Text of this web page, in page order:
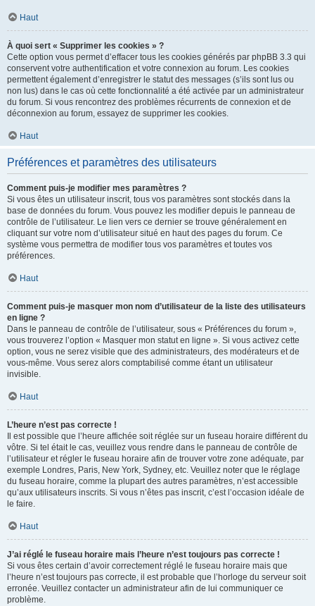
Haut
À quoi sert « Supprimer les cookies » ?
Cette option vous permet d’effacer tous les cookies générés par phpBB 3.3 qui
conservent votre authentification et votre connexion au forum. Les cookies
permettent également d’enregistrer le statut des messages (s’ils sont lus ou
non lus) dans le cas où cette fonctionnalité a été activée par un administrateur
du forum. Si vous rencontrez des problèmes récurrents de connexion et de
déconnexion au forum, essayez de supprimer les cookies.
Haut
Préférences et paramètres des utilisateurs
Comment puis-je modifier mes paramètres ?
Si vous êtes un utilisateur inscrit, tous vos paramètres sont stockés dans la
base de données du forum. Vous pouvez les modifier depuis le panneau de
contrôle de l’utilisateur. Le lien vers ce dernier se trouve généralement en
cliquant sur votre nom d’utilisateur situé en haut des pages du forum. Ce
système vous permettra de modifier tous vos paramètres et toutes vos
préférences.
Haut
Comment puis-je masquer mon nom d’utilisateur de la liste des utilisateurs
en ligne ?
Dans le panneau de contrôle de l’utilisateur, sous « Préférences du forum »,
vous trouverez l’option « Masquer mon statut en ligne ». Si vous activez cette
option, vous ne serez visible que des administrateurs, des modérateurs et de
vous-même. Vous serez alors comptabilisé comme étant un utilisateur
invisible.
Haut
L’heure n’est pas correcte !
Il est possible que l’heure affichée soit réglée sur un fuseau horaire différent du
vôtre. Si tel était le cas, veuillez vous rendre dans le panneau de contrôle de
l’utilisateur et régler le fuseau horaire afin de trouver votre zone adéquate, par
exemple Londres, Paris, New York, Sydney, etc. Veuillez noter que le réglage
du fuseau horaire, comme la plupart des autres paramètres, n’est accessible
qu’aux utilisateurs inscrits. Si vous n’êtes pas inscrit, c’est l’occasion idéale de
le faire.
Haut
J’ai réglé le fuseau horaire mais l’heure n’est toujours pas correcte !
Si vous êtes certain d’avoir correctement réglé le fuseau horaire mais que
l’heure n’est toujours pas correcte, il est probable que l’horloge du serveur soit
erronée. Veuillez contacter un administrateur afin de lui communiquer ce
problème.